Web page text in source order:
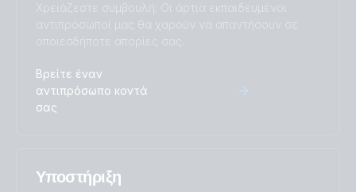
Χρειάζεστε συμβουλή; Οι άρτια εκπαιδευμένοι
αντιπρόσωποί μας θα χαρούν να απαντήσουν σε
οποιεσδήποτε απορίες σας.
Βρείτε έναν
αντιπρόσωπο κοντά
σας
Υποστήριξη